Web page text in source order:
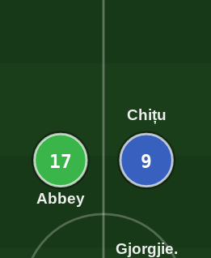
17
Abbey
9
Chițu
Gjorgjie.